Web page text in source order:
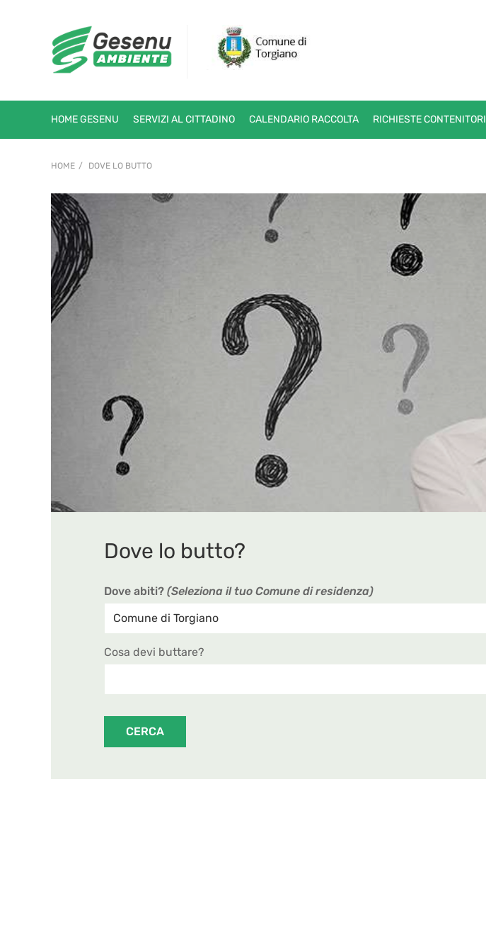
HOME GESENU SERVIZI AL CITTADINO CALENDARIO RACCOLTA RICHIESTE CONTENITORI
HOME DOVE LO BUTTO
Dove lo butto?
Dove abiti? (Seleziona il tuo Comune di residenza)
Cosa devi buttare?
CERCA